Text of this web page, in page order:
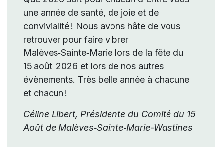
une année de santé, de joie et de
convivialité ! Nous avons hâte de vous
retrouver pour faire vibrer
Malèves‑Sainte‑Marie lors de la fête du
15 août 2026 et lors de nos autres
évènements. Très belle année à chacune
et chacun !
Céline Libert, Présidente du Comité du 15
Août de Malèves‑Sainte‑Marie-Wastines